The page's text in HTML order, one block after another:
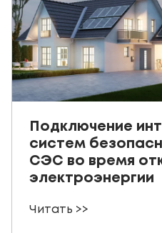
Подключение
систем
СЭС во время
электроэнергии
Читать >>